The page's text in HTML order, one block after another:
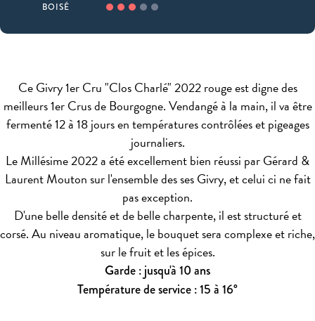
BOISÉ
Ce Givry 1er Cru "Clos Charlé" 2022 rouge est digne des
meilleurs 1er Crus de Bourgogne. Vendangé à la main, il va être
fermenté 12 à 18 jours en températures contrôlées et pigeages
journaliers.
Le Millésime 2022 a été excellement bien réussi par Gérard &
Laurent Mouton sur l'ensemble des ses Givry, et celui ci ne fait
pas exception.
D'une belle densité et de belle charpente, il est structuré et
corsé. Au niveau aromatique, le bouquet sera complexe et riche,
sur le fruit et les épices.
Garde : jusqu'à 10 ans
Température de service : 15 à 16°